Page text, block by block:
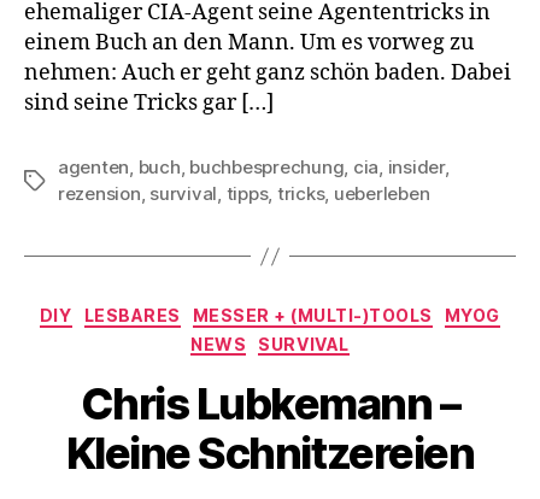
ehemaliger CIA-Agent seine Agententricks in
einem Buch an den Mann. Um es vorweg zu
nehmen: Auch er geht ganz schön baden. Dabei
sind seine Tricks gar […]
Schlagwörter
agenten, buch, buchbesprechung, cia, insider,
rezension, survival, tipps, tricks, ueberleben
Kategorien
DIY LESBARES MESSER + (MULTI-)TOOLS
MYOG
NEWS
SURVIVAL
Chris Lubkemann –
Kleine Schnitzereien